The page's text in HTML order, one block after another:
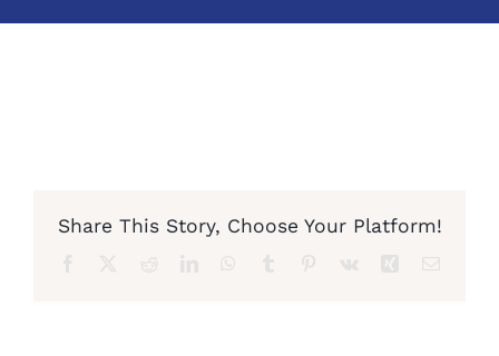
Share This Story, Choose Your Platform!